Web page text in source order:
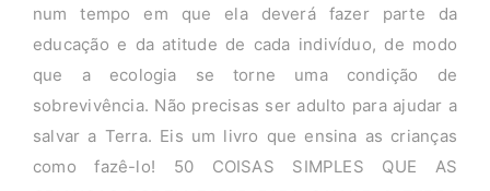
num tempo em que ela deverá fazer parte da
educação e da atitude de cada indivíduo, de modo
que a ecologia se torne uma condição de
sobrevivência. Não precisas ser adulto para ajudar a
salvar a Terra. Eis um livro que ensina as crianças
como fazê-lo! 50 COISAS SIMPLES QUE AS